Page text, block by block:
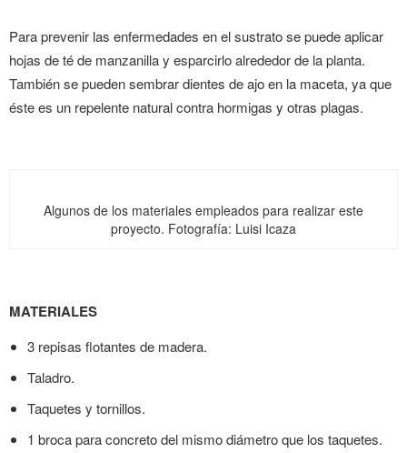
Para prevenir las enfermedades en el sustrato se puede aplicar
hojas de té de manzanilla y esparcirlo alrededor de la planta.
También se pueden sembrar dientes de ajo en la maceta, ya que
éste es un repelente natural contra hormigas y otras plagas.
Algunos de los materiales empleados para realizar este
proyecto. Fotografía: Luisi Icaza
MATERIALES
3 repisas flotantes de madera.
Taladro.
Taquetes y tornillos.
1 broca para concreto del mismo diámetro que los taquetes.